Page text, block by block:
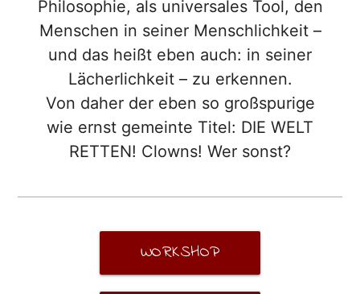
Philosophie, als universales Tool, den
Menschen in seiner Menschlichkeit –
und das heißt eben auch: in seiner
Lächerlichkeit – zu erkennen.
Von daher der eben so großspurige
wie ernst gemeinte Titel: DIE WELT
RETTEN! Clowns! Wer sonst?
WORKSHOP